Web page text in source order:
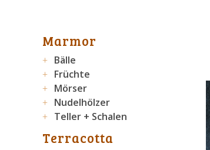
Marmor
Bälle
Früchte
Mörser
Nudelhölzer
Teller + Schalen
Terracotta